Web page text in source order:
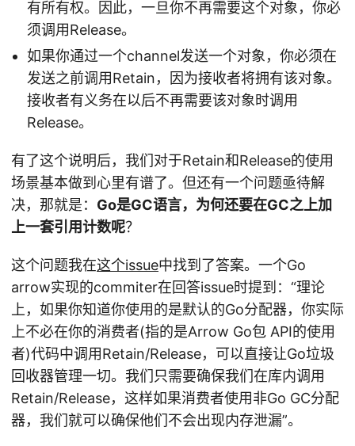
有所有权。因此，一旦你不再需要这个对象，你必
须调用Release。
如果你通过一个channel发送一个对象，你必须在
发送之前调用Retain，因为接收者将拥有该对象。
接收者有义务在以后不再需要该对象时调用
Release。
有了这个说明后，我们对于Retain和Release的使用
场景基本做到心里有谱了。但还有一个问题亟待解
决，那就是： Go是GC语言，为何还要在GC之上加
上一套引用计数呢？
这个问题我在这个issue中找到了答案。一个Go
arrow实现的commiter在回答issue时提到：“理论
上，如果你知道你使用的是默认的Go分配器，你实际
上不必在你的消费者(指的是Arrow Go包 API的使用
者)代码中调用Retain/Release，可以直接让Go垃圾
回收器管理一切。我们只需要确保我们在库内调用
Retain/Release，这样如果消费者使用非Go GC分配
器，我们就可以确保他们不会出现内存泄漏”。